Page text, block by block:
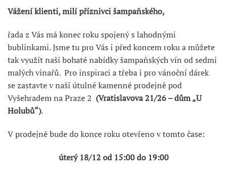
Vážení klienti, milí příznivci šampaňského,
řada z Vás má konec roku spojený s lahodnými
bublinkami. Jsme tu pro Vás i před koncem roku a můžete
tak využít naší bohaté nabídky šampaňských vín od sedmi
malých vinařů. Pro inspiraci a třeba i pro vánoční dárek
se zastavte v naší útulné kamenné prodejně pod
Vyšehradem na Praze 2 (Vratislavova 21/26 – dům „U
Holubů“).
V prodejně bude do konce roku otevřeno v tomto čase:
úterý 18/12 od 15:00 do 19:00